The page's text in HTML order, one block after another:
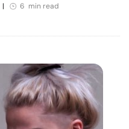
| 6 min read